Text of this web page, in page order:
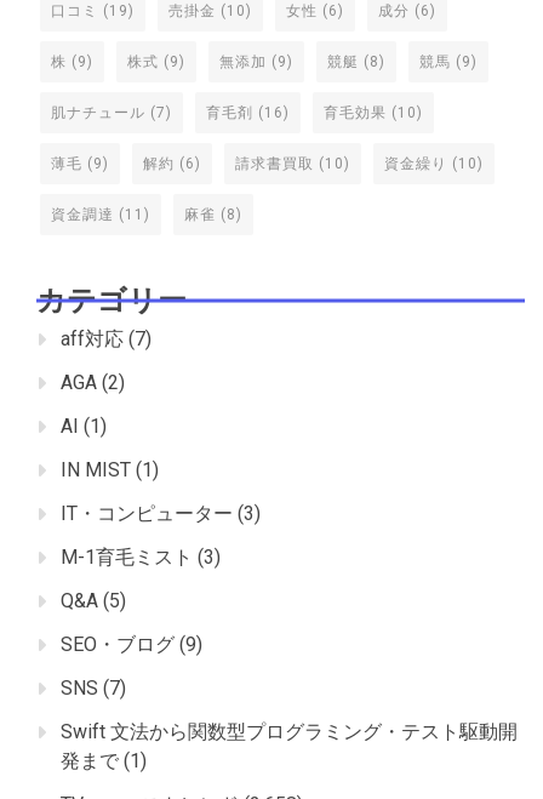
口コミ (19) 売掛金 (10) 女性 (6) 成分 (6)
株 (9) 株式 (9) 無添加 (9) 競艇 (8) 競馬 (9)
肌ナチュール (7) 育毛剤 (16) 育毛効果 (10)
薄毛 (9) 解約 (6) 請求書買取 (10) 資金繰り (10)
資金調達 (11) 麻雀 (8)
カテゴリー
aff対応 (7)
AGA (2)
AI (1)
IN MIST (1)
IT・コンピューター (3)
M-1育毛ミスト (3)
Q&A (5)
SEO・ブログ (9)
SNS (7)
Swift 文法から関数型プログラミング・テスト駆動開
発まで (1)